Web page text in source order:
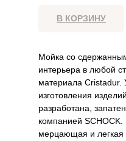
В КОРЗИНУ
Мойка со
интерьера в любой
материала Cristadur.
изготовления
разработана,
компанией SCHOCK.
мерцающая и легкая